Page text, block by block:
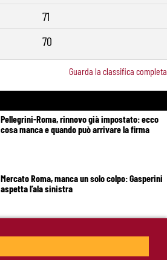
71
70
Guarda la classifica completa
Pellegrini-Roma, rinnovo già impostato: ecco
cosa manca e quando può arrivare la firma
Mercato Roma, manca un solo colpo: Gasperini
aspetta l’ala sinistra
Roma-Read, il retroscena: rifiutati 29 milioni e